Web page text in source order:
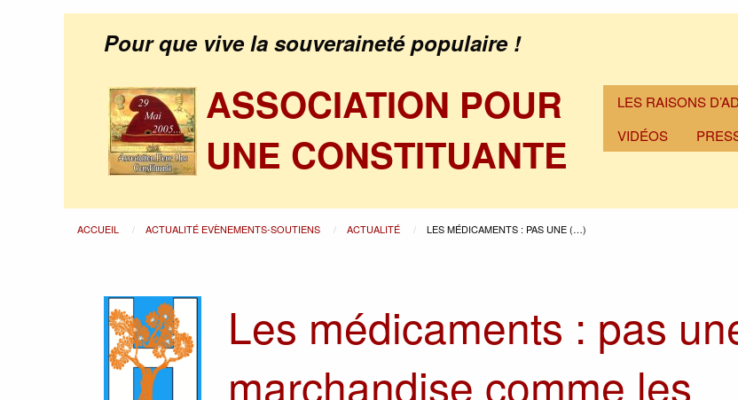
Pour que vive la souveraineté populaire !
ASSOCIATION POUR
UNE CONSTITUANTE
LES RAISONS
VIDÉOS
ACCUEIL ACTUALITÉ EVÈNEMENTS-SOUTIENS ACTUALITÉ LES MÉDICAMENTS : PAS UNE (…)
Les médicaments : pas
marchandise comme les